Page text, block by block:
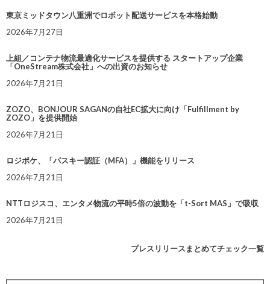
東京ミッドタウン八重洲でロボット配送サービスを本格始動
2026年7月27日
上組／コンテナ物流最適化サービスを提供する スタートアップ企業
「OneStream株式会社」への出資のお知らせ
2026年7月21日
ZOZO、BONJOUR SAGANの自社EC拡大に向け「Fulfillment by
ZOZO」を提供開始
2026年7月21日
ロジポケ、「パスキー認証（MFA）」機能をリリース
2026年7月21日
NTTロジスコ、エンタメ物流の平時5倍の波動を「t-Sort MAS」で吸収
2026年7月21日
プレスリリースまとめてチェック一覧